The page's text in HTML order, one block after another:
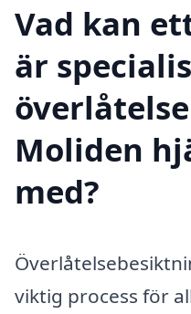
Vad kan
är
Moliden
med?
viktig process för